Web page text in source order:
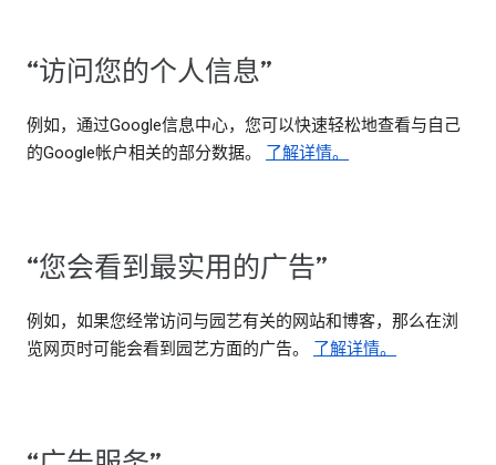
“访问您的个人信息”
例如，通过Google信息中心，您可以快速轻松地查看与自己
的Google帐户相关的部分数据。 了解详情。
“您会看到最实用的广告”
例如，如果您经常访问与园艺有关的网站和博客，那么在浏
览网页时可能会看到园艺方面的广告。 了解详情。